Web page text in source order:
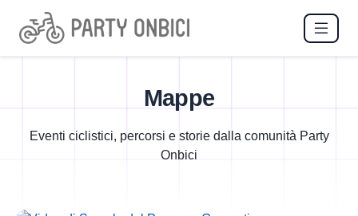
Mappe
Eventi ciclistici, percorsi e storie dalla comunità Party
Onbici